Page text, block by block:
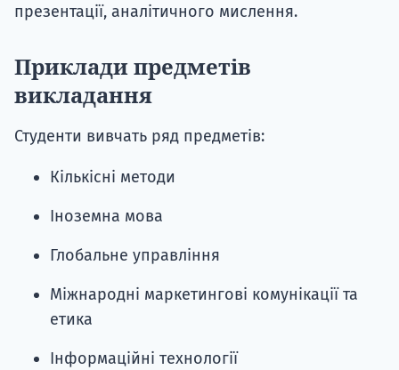
презентації, аналітичного мислення.
Приклади предметів
викладання
Студенти вивчать ряд предметів:
Кількісні методи
Іноземна мова
Глобальне управління
Міжнародні маркетингові комунікації та
етика
Інформаційні технології